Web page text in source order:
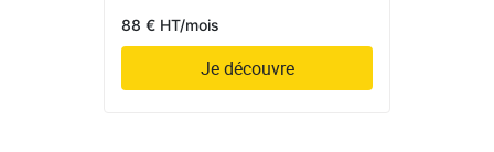
88 € HT/mois
Je découvre